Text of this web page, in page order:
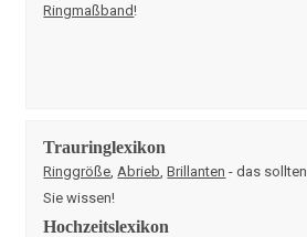
Ringmaßband!
Trauringlexikon
Ringgröße Abrieb ,Brillanten - das sollten
Sie wissen!
Hochzeitslexikon